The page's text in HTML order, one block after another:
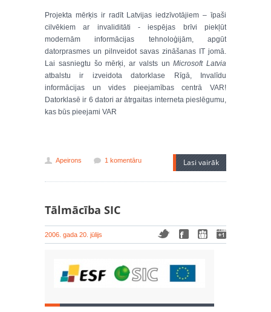
Projekta mērķis ir radīt Latvijas iedzīvotājiem – īpaši
cilvēkiem ar invaliditāti - iespējas brīvi piekļūt
modernām informācijas tehnoloģijām, apgūt
datorprasmes un pilnveidot savas zināšanas IT jomā.
Lai sasniegtu šo mērķi, ar valsts unMicrosoft Latvia
atbalstu ir izveidota datorklase Rīgā, Invalīdu
informācijas un vides pieejamības centrā VAR!
Datorklasē ir 6 datori ar ātrgaitas interneta pieslēgumu,
kas būs pieejami VAR
Apeirons 1 komentāru Lasi vairāk
Tālmācība SIC
2006. gada 20. jūlijs